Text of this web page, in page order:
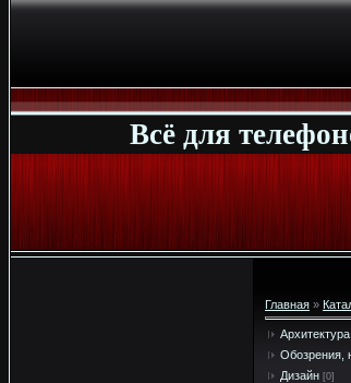
Всё для
Главная »
Архитектура
Обозрения,
Дизайн [0]